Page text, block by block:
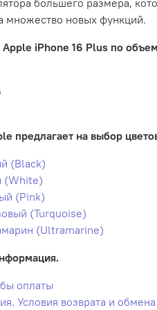
большего размера,
множество новых функций.
iPhone 16 Plus по
предлагает на выбор
(Black)
(White)
(Pink)
(Turquoise)
(Ultramarine)
оплаты
Условия возврата и